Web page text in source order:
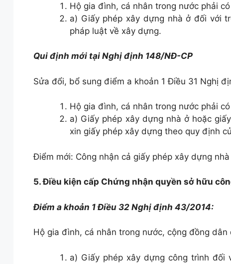
Hộ gia đình, cá nhân trong nước phải
a) Giấy phép xây dựng nhà ở đối với
pháp luật về xây dựng.
Qui định mới tại Nghị định 148/NĐ-CP
Sửa đổi, bổ sung điểm a khoản 1 Điều 31 Nghị
Hộ gia đình, cá nhân trong nước phải
a) Giấy phép xây dựng nhà ở hoặc
xin giấy phép xây dựng theo quy định
Điểm mới: Công nhận cả giấy phép xây dựng
5. Điều kiện cấp Chứng nhận quyền sở hữu
Điểm a khoản 1 Điều 32 Nghị định 43/2014:
Hộ gia đình, cá nhân trong nước, cộng đồng
a) Giấy phép xây dựng công trình đối